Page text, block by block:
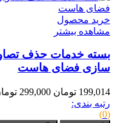
خرید محصول
مشاهده بیشتر
بسته خدمات حذف
سازی فضای هاست
199,014 تومان
299,000 تومان
رتبه بندی:
(0)